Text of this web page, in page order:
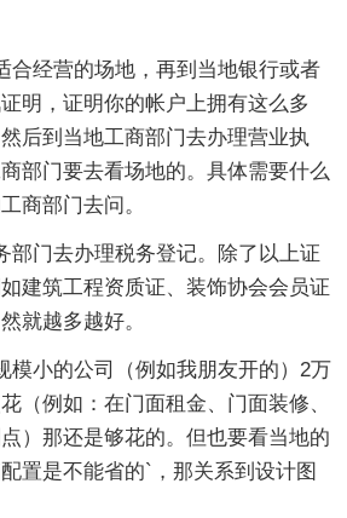
合经营的场地，再到当地银行或者
明，证明你的帐户上拥有这么多
后到当地工商部门去办理营业执
部门要去看场地的。具体需要什么
商部门去问。
部门去办理税务登记。除了以上证
建筑工程资质证、装饰协会会员证
就越多越好。
模小的公司（例如我朋友开的）2万
（例如：在门面租金、门面装修、
）那还是够花的。但也要看当地的
置是不能省的`，那关系到设计图